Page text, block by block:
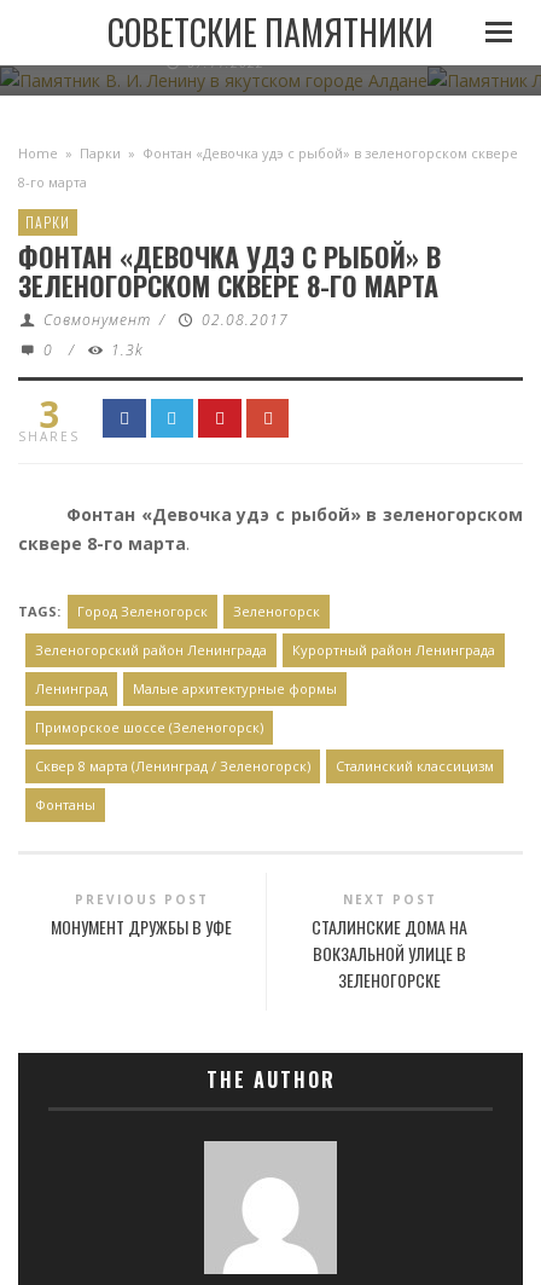
СОВЕТСКИЕ ПАМЯТНИКИ
ПАМЯТНИК В. И. ЛЕНИНУ В ЯКУТСКОМ ГОРОДЕ
АЛДАНЕ
07.11.2022
Home » Парки » Фонтан «Девочка удэ с рыбой» в зеленогорском сквере
8-го марта
ПАРКИ
ФОНТАН «ДЕВОЧКА УДЭ С РЫБОЙ» В
ЗЕЛЕНОГОРСКОМ СКВЕРЕ 8-ГО МАРТА
Совмонумент /
02.08.2017
0
/ 1.3k
3
SHARES
Фонтан «Девочка удэ с рыбой» в зеленогорском
сквере 8-го марта.
TAGS: Город Зеленогорск Зеленогорск
Зеленогорский район Ленинграда Курортный район Ленинграда
Ленинград Малые архитектурные формы
Приморское шоссе (Зеленогорск)
Сквер 8 марта (Ленинград / Зеленогорск) Сталинский классицизм
Фонтаны
PREVIOUS POST
МОНУМЕНТ ДРУЖБЫ В УФЕ
NEXT POST
СТАЛИНСКИЕ ДОМА НА
ВОКЗАЛЬНОЙ УЛИЦЕ В
ЗЕЛЕНОГОРСКЕ
THE AUTHOR